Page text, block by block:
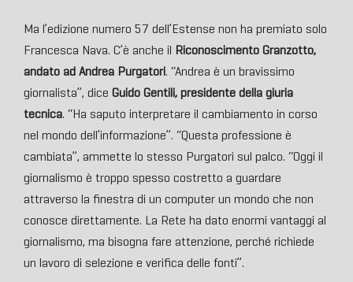
Ma l’edizione numero 57 dell’Estense non ha premiato solo
Francesca Nava. C’è anche il Riconoscimento Granzotto,
andato ad Andrea Purgatori. “Andrea è un bravissimo
giornalista”, dice Guido Gentili, presidente della giuria
tecnica. “Ha saputo interpretare il cambiamento in corso
nel mondo dell’informazione”. “Questa professione è
cambiata”, ammette lo stesso Purgatori sul palco. “Oggi il
giornalismo è troppo spesso costretto a guardare
attraverso la finestra di un computer un mondo che non
conosce direttamente. La Rete ha dato enormi vantaggi al
giornalismo, ma bisogna fare attenzione, perché richiede
un lavoro di selezione e verifica delle fonti”.